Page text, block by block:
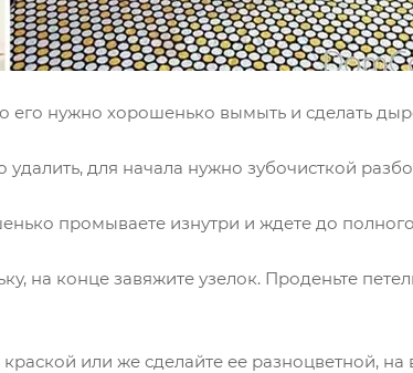
нужно хорошенько вымыть и сделать
для начала нужно зубочисткой
промываете изнутри и ждете до
на конце завяжите узелок. Проденьте
или же сделайте ее разноцветной, на